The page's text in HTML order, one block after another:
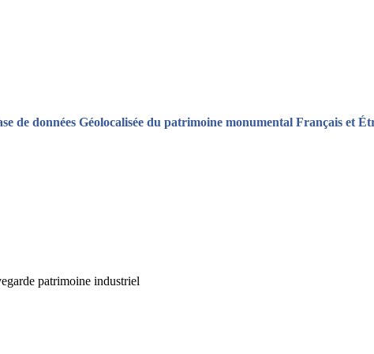
de données Géolocalisée du patrimoine monumental Français et